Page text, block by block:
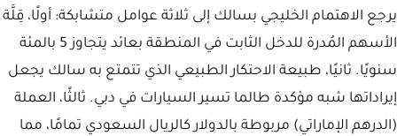
يرجع الاهتمام الخليجي بسالك إلى ثلاثة عوامل متشابكة: أولًا، قِلَّة
الأسهم المُدرة للدخل الثابت في المنطقة بعائد يتجاوز 5 بالمئة
سنويًا. ثانيًا، طبيعة الاحتكار الطبيعي الذي تتمتع به سالك يجعل
إيراداتها شبه مؤكدة طالما تسير السيارات في دبي. ثالثًا، العملة
(الدرهم الإماراتي) مربوطة بالدولار كالريال السعودي تمامًا، مما